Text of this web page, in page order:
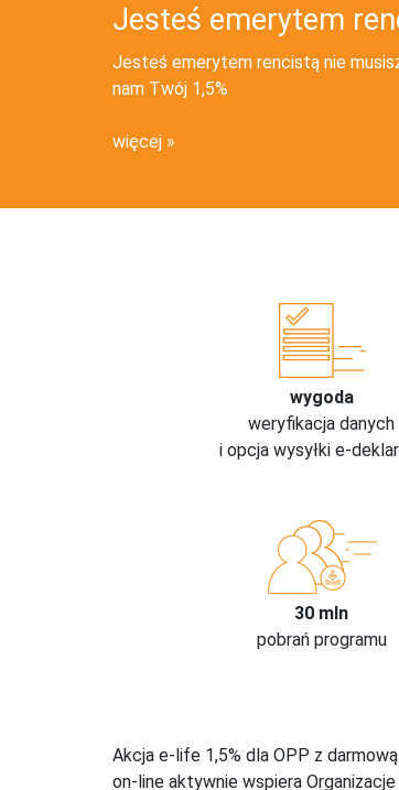
Jesteś emerytem
Jesteś emerytem rencistą nie
nam Twój 1,5%
więcej
wygoda
weryfikacja danych
i opcja wysyłki e-
30 mln
pobrań programu
Akcja e-life 1,5% dla OPP z
on-line aktywnie wspiera